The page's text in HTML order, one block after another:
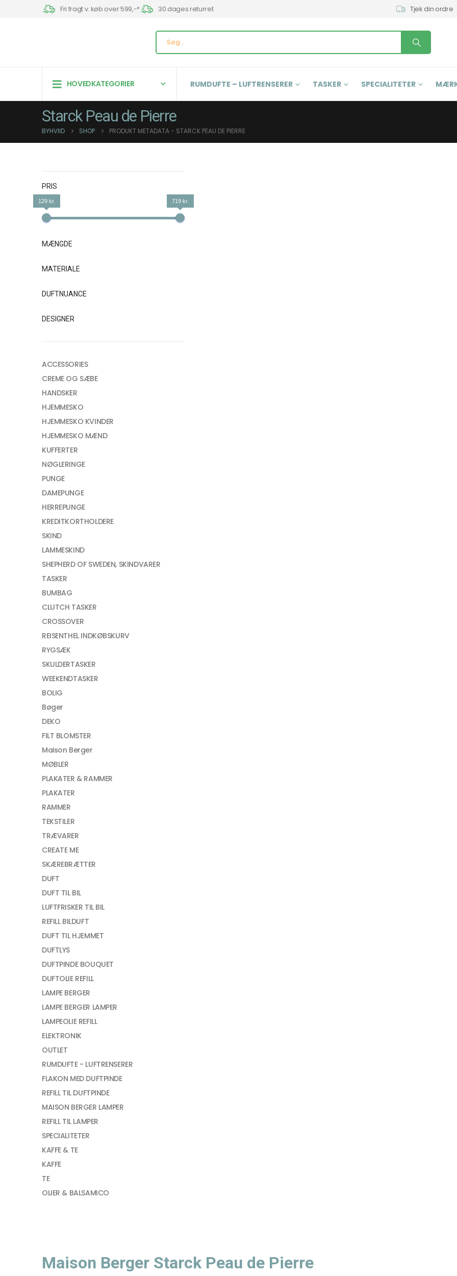
Fri fragt v. køb over 599,-* 30 dages returret Tjek din ordre
HOVEDKATEGORIER RUMDUFTE – LUFTRENSERER TASKER SPECIALITETER
Starck Peau de Pierre
BYHVIID SHOP PRODUKT METADATA - STARCK PEAU DE PIERRE
Maison Berger Starck Peau de Pierre
PRIS
129 kr. 719 kr.
MÆNGDE
MATERIALE
DUFTNUANCE
DESIGNER
ACCESSORIES
CREME OG SÆBE
HANDSKER
HJEMMESKO
HJEMMESKO KVINDER
HJEMMESKO MÆND
KUFFERTER
NØGLERINGE
PUNGE
DAMEPUNGE
HERREPUNGE
KREDITKORTHOLDERE
SKIND
LAMMESKIND
SHEPHERD OF SWEDEN, SKINDVARER
TASKER
BUMBAG
CLUTCH TASKER
CROSSOVER
REISENTHEL INDKØBSKURV
RYGSÆK
SKULDERTASKER
WEEKENDTASKER
BOLIG
Bøger
DEKO
FILT BLOMSTER
Maison Berger
MØBLER
PLAKATER & RAMMER
PLAKATER
RAMMER
TEKSTILER
TRÆVARER
CREATE ME
SKÆREBRÆTTER
DUFT
DUFT TIL BIL
LUFTFRISKER TIL BIL
REFILL BILDUFT
DUFT TIL HJEMMET
DUFTLYS
DUFTPINDE BOUQUET
DUFTOLIE REFILL
LAMPE BERGER
LAMPE BERGER LAMPER
LAMPEOLIE REFILL
ELEKTRONIK
OUTLET
RUMDUFTE - LUFTRENSERER
FLAKON MED DUFTPINDE
REFILL TIL DUFTPINDE
MAISON BERGER LAMPER
REFILL TIL LAMPER
SPECIALITETER
KAFFE & TE
KAFFE
TE
OLIER & BALSAMICO